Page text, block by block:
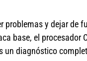
problemas y dejar de
base, el
un diagnóstico